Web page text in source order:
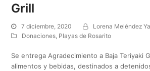
Grill
7 diciembre, 2020
Lorena Meléndez
Donaciones, Playas de Rosarito
Se entrega Agradecimiento a Baja Teriyaki
alimentos y bebidas, destinados a